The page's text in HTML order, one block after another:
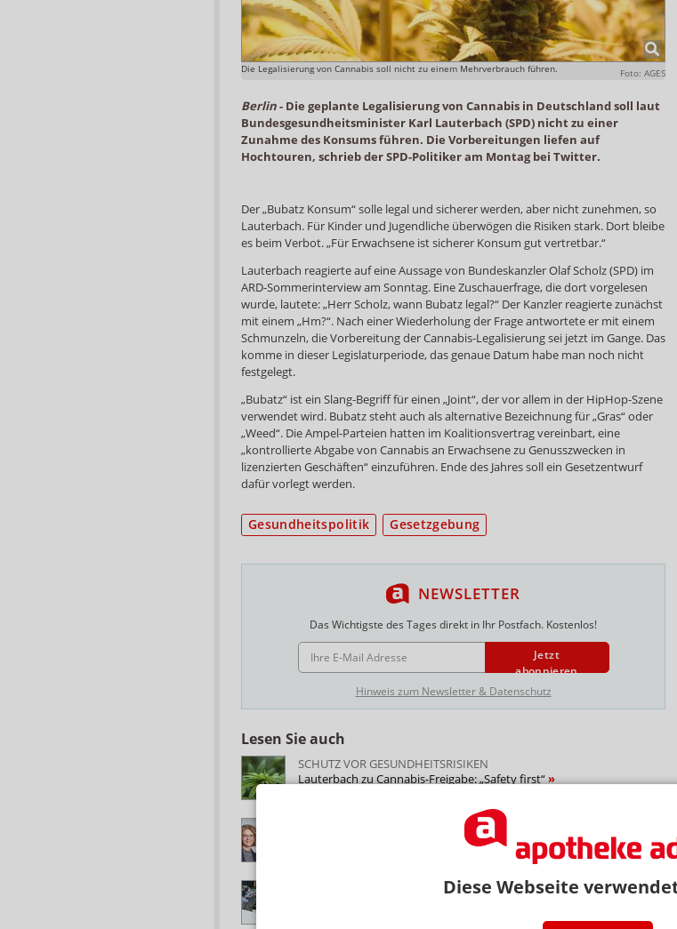
Diese Webseite
Die Legalisierung von Cannabis soll nicht zu einem Mehrverbrauch führen. Foto: AGES
Berlin- Die geplante Legalisierung von Cannabis in Deutschland soll laut
Bundesgesundheitsminister Karl Lauterbach (SPD) nicht zu einer
Zunahme des Konsums führen. Die Vorbereitungen liefen auf
Hochtouren, schrieb der SPD-Politiker am Montag bei Twitter.
Der „Bubatz Konsum“ solle legal und sicherer werden, aber nicht zunehmen, so
Lauterbach. Für Kinder und Jugendliche überwögen die Risiken stark. Dort bleibe
es beim Verbot. „Für Erwachsene ist sicherer Konsum gut vertretbar.“
Lauterbach reagierte auf eine Aussage von Bundeskanzler Olaf Scholz (SPD) im
ARD-Sommerinterview am Sonntag. Eine Zuschauerfrage, die dort vorgelesen
wurde, lautete: „Herr Scholz, wann Bubatz legal?“ Der Kanzler reagierte zunächst
mit einem „Hm?“. Nach einer Wiederholung der Frage antwortete er mit einem
Schmunzeln, die Vorbereitung der Cannabis-Legalisierung sei jetzt im Gange. Das
komme in dieser Legislaturperiode, das genaue Datum habe man noch nicht
festgelegt.
„Bubatz“ ist ein Slang-Begriff für einen „Joint“, der vor allem in der HipHop-Szene
verwendet wird. Bubatz steht auch als alternative Bezeichnung für „Gras“ oder
„Weed“. Die Ampel-Parteien hatten im Koalitionsvertrag vereinbart, eine
„kontrollierte Abgabe von Cannabis an Erwachsene zu Genusszwecken in
lizenzierten Geschäften“ einzuführen. Ende des Jahres soll ein Gesetzentwurf
dafür vorlegt werden.
Gesundheitspolitik Gesetzgebung
NEWSLETTER
Das Wichtigste des Tages direkt in Ihr Postfach. Kostenlos!
E-MAIL ADRESSE
Jetzt
abonnieren
Hinweis zum Newsletter & Datenschutz
Lesen Sie auch
SCHUTZ VOR GESUNDHEITSRISIKEN
Lauterbach zu Cannabis-Freigabe: „Safety first“
RÄUMLICHKEITEN, PERSONAL, BERATUNGSPFLICHT
MVDA: Fünf Eckpunkte für Abgabe von Genuss-Cannabis